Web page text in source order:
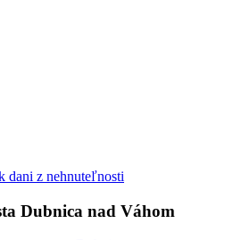
dani z nehnuteľnosti
Dubnica nad Váhom